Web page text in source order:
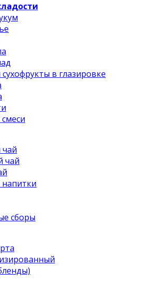
в глазировке
чай
сборы